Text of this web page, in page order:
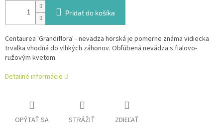
Pridať do košíka
Centaurea 'Grandiflora' - nevädza horská je pomerne známa vidiecka
trvalka vhodná do vlhkých záhonov. Obľúbená nevädza s fialovo-
ružovým kvetom.
Detailné informácie
OPÝTAŤ SA STRÁŽIŤ ZDIEĽAŤ